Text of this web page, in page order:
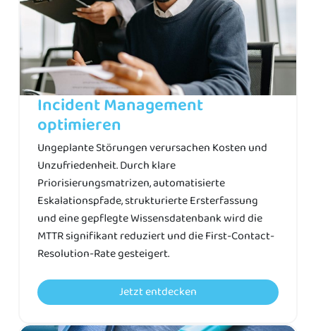
Incident Management
optimieren
Ungeplante Störungen verursachen Kosten und
Unzufriedenheit. Durch klare
Priorisierungsmatrizen, automatisierte
Eskalationspfade, strukturierte Ersterfassung
und eine gepflegte Wissensdatenbank wird die
MTTR signifikant reduziert und die First-Contact-
Resolution-Rate gesteigert.
Jetzt entdecken